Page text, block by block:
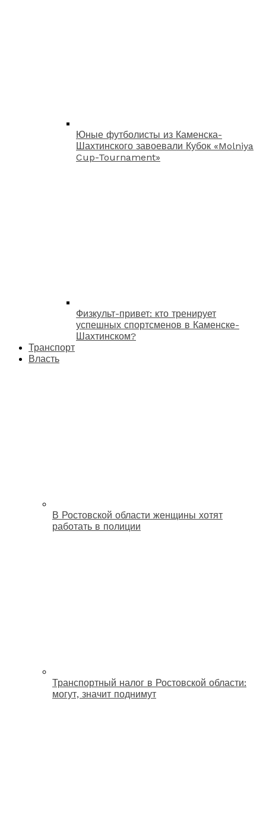
Юные футболисты из Каменска-
Шахтинского завоевали Кубок «Molniya
Cup-Tournament»
Физкульт-привет: кто тренирует
успешных спортсменов в Каменске-
Шахтинском?
Транспорт
Власть
В Ростовской области женщины хотят
работать в полиции
Транспортный налог в Ростовской области:
могут, значит поднимут